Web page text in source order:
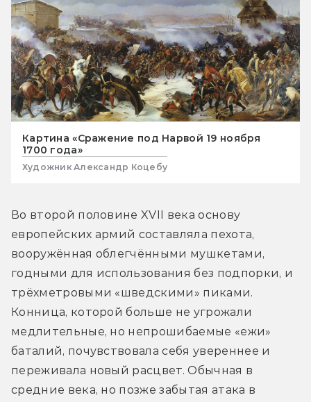
Картина «Сражение под Нарвой 19 ноября
1700 года»
Художник Александр Коцебу
Во второй половине XVII века основу
европейских армий составляла пехота,
вооружённая облегчёнными мушкетами,
годными для использования без подпорки, и
трёхметровыми «шведскими» пиками.
Конница, которой больше не угрожали
медлительные, но непрошибаемые «ежи»
баталий, почувствовала себя увереннее и
переживала новый расцвет. Обычная в
средние века, но позже забытая атака в